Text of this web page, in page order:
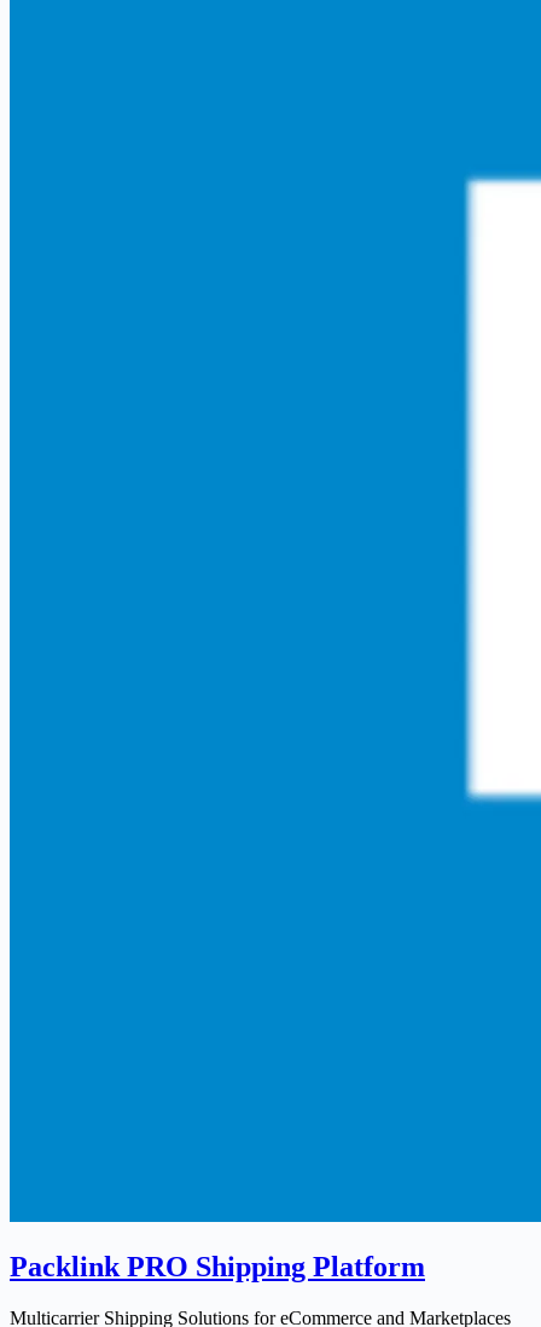
Packlink PRO Shipping Platform
Multicarrier Shipping Solutions for eCommerce and Marketplaces